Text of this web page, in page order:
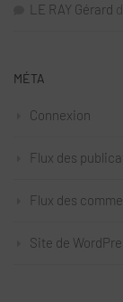
LE RAY Gérard
MÉTA
Connexion
Flux des
Flux des
Site de